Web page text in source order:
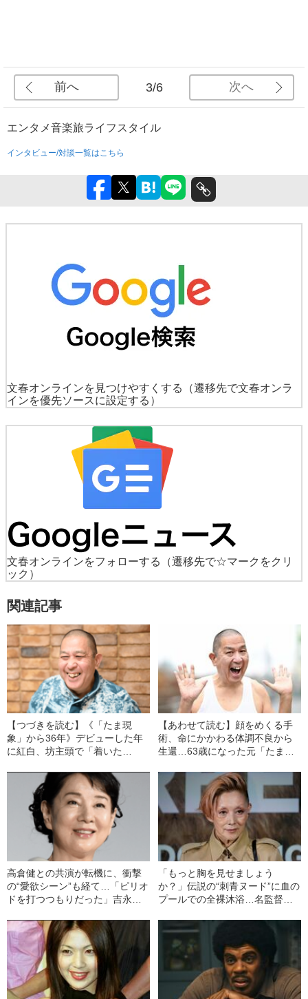
前へ 3/6 次へ
エンタメ音楽旅ライフスタイル
インタビュー/対談一覧はこちら
文春オンラインを見つけやすくする
（遷移先で文春オンラ
インを優先ソースに設定する）
文春オンラインをフォローする
（遷移先で☆マークをクリ
ック）
関連記事
【つづきを読む】《「たま現
象」から36年》デビューした年
に紅白、坊主頭で「着いた
天キング石川浩司（63）の現在
【あわせて読む】顔をめくる手
術、命にかかわる体調不良から
生還…63歳になった元「たま」
後の生活と国外への脱出
高倉健との共演が転機に、衝撃
の“愛欲シーン”も経て…「ピリオ
ドを打つつもりだった」吉永小
た“きっかけ”
「もっと胸を見せましょう
か？」伝説の“刺青ヌード”に血の
プールでの全裸沐浴…名監督も
筋縄じゃない”人生